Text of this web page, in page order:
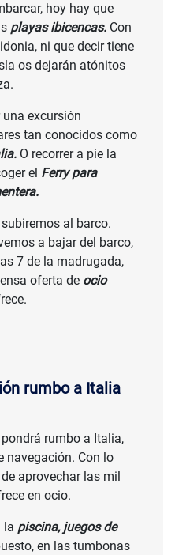
hoy hay que
playas ibicencas. Con
ni que decir tiene
os dejarán atónitos
excursión
tan conocidos como
O recorrer a pie la
el Ferry para
al barco.
a bajar del barco,
7 de la madrugada,
oferta de ocio
rumbo a Italia
rumbo a Italia,
navegación. Con lo
aprovechar las mil
en ocio.
la piscina, juegos de
en las tumbonas